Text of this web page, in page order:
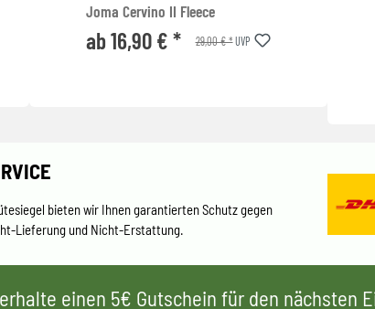
Joma Cervino II Fleece
ab 16,90 € * 29,00 € *UVP
bieten wir Ihnen garantierten Schutz gegen
Lieferung und Nicht-Erstattung.
einen 5€ Gutschein für den nächsten